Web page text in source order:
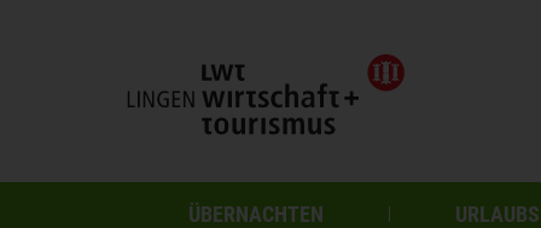
ÜBERNACHTEN